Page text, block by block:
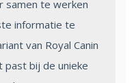
samen te werken
informatie te
van Royal Canin
bij de unieke